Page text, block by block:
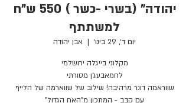
יהודה" (בשרי -כשר ) 550 ש"ח
למשתתף
יום ד׳, 29 בינו׳
  |
אבן יהודה
שווראמה דונר מרהיבה! שילוב של שווארמה של הלייף